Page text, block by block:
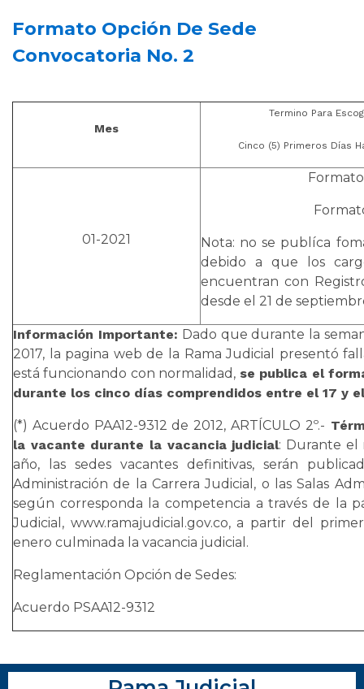
Formato Opción De Sede
Convocatoria No. 2
Mes
Termino Para
Cinco (5) Primeros Días
01-2021
Nota: no se publíca
debido a que los
encuentran con
desde el 21 de
Información Importante: Dado que durante la
2017, la pagina web de la Rama Judicial presentó
está funcionando con normalidad, se publica el
durante los cinco días comprendidos entre el 17 y
(*) Acuerdo PAA12-9312 de 2012, ARTÍCULO 2º.-
la vacante durante la vacancia judicial: Durante el
año, las sedes vacantes definitivas, serán
Administración de la Carrera Judicial, o las Salas
según corresponda la competencia a través de la
Judicial, www.ramajudicial.gov.co, a partir del
enero culminada la vacancia judicial.
Reglamentación Opción de Sedes:
Acuerdo PSAA12-9312